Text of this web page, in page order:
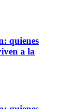
quienes
a la